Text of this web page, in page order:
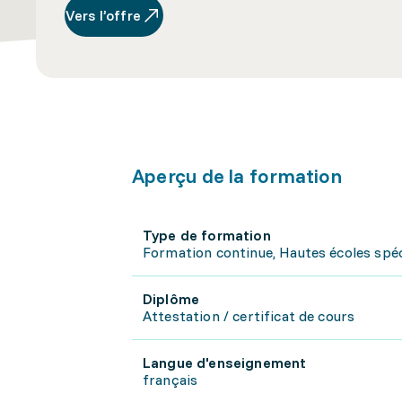
Vers l’offre
Aperçu de la formation
Type de formation
Formation continue, Hautes écoles
Diplôme
Attestation / certificat de cours
Langue d'enseignement
français